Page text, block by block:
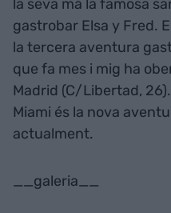
la seva mà la famosa
gastrobar Elsa y Fred.
la tercera aventura
que fa mes i mig ha
Madrid (C/Libertad,
Miami és la nova
actualment.
__galeria__